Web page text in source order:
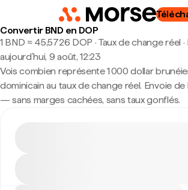
Convertir BND en DOP
1 BND ≈ 45,5726 DOP · Taux de change réel ·
aujourd’hui, 9 août, 12:23
Vois combien représente 1 000 dollar
dominicain au taux de change réel. Envoie
— sans marges cachées, sans taux gonflés.